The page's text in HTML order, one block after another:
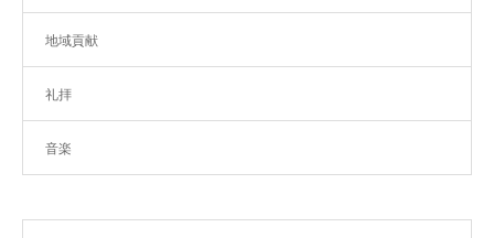
地域貢献
礼拝
音楽